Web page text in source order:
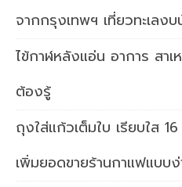
จากกรุงเทพฯ เที่ยวทะเลง
ไข้กาฬหลังแอ่น อาการ สา
ต้องรู้
ถุงใส่แก้วเต็มใบ เรียบใส
เพิ่มยอดขายร้านกาแฟแบบ